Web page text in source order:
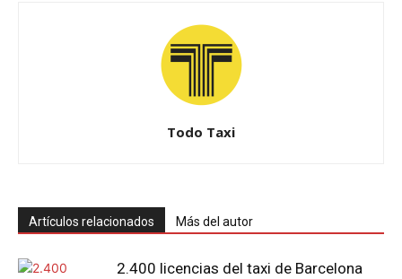
Todo Taxi
Artículos relacionados Más del autor
2.400 licencias del taxi de Barcelona